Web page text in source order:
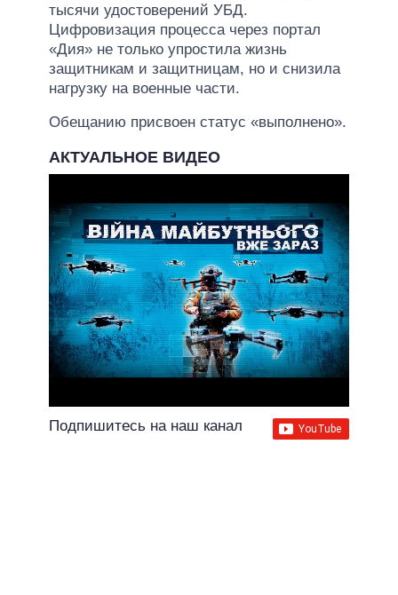
тысячи удостоверений УБД.
Цифровизация процесса через портал
«Дия» не только упростила жизнь
защитникам и защитницам, но и снизила
нагрузку на военные части.
Обещанию присвоен статус «выполнено».
АКТУАЛЬНОЕ ВИДЕО
Подпишитесь на наш канал